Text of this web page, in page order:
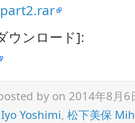
ウンロード]:
by on 2014年8月
Yoshimi, 松下美保